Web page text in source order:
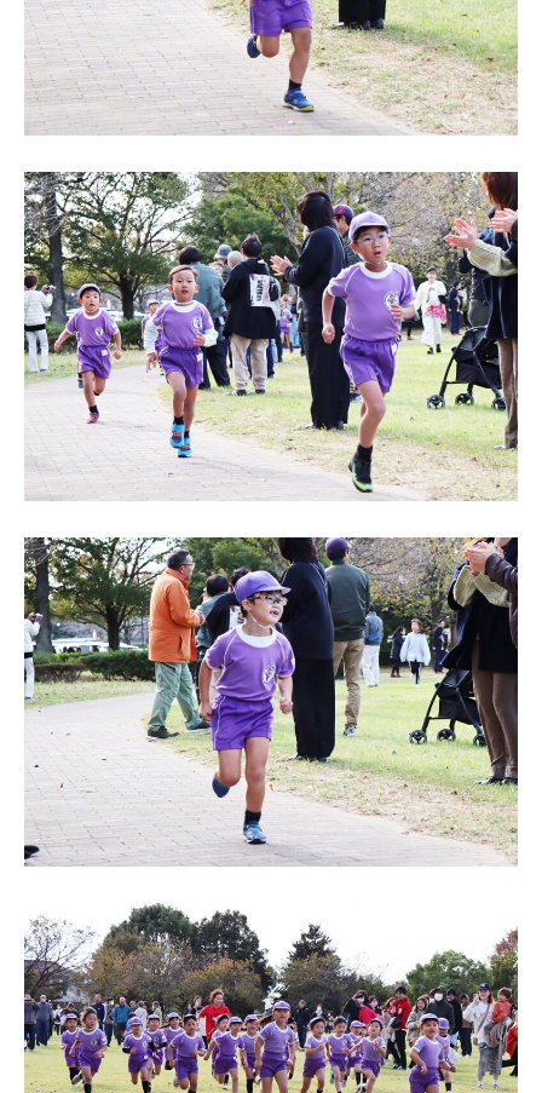
電話する シェアする